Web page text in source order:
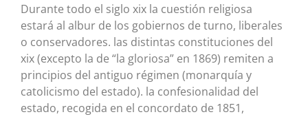
Durante todo el siglo xix la cuestión religiosa
estará al albur de los gobiernos de turno, liberales
o conservadores. las distintas constituciones del
xix (excepto la de “la gloriosa” en 1869) remiten a
principios del antiguo régimen (monarquía y
catolicismo del estado). la confesionalidad del
estado, recogida en el concordato de 1851,